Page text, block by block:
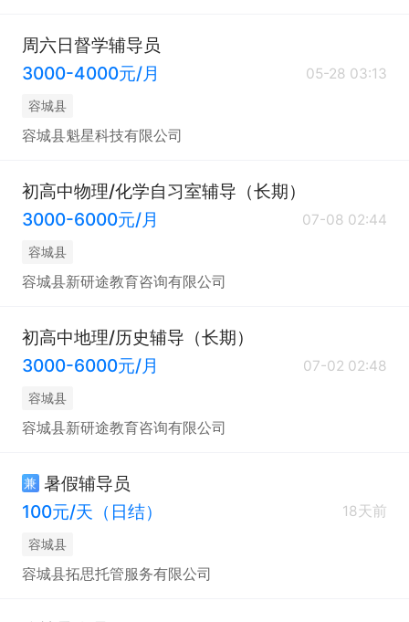
周六日督学辅导员
3000-4000元/月
05-28 03:13
容城县
容城县魁星科技有限公司
初高中物理/化学自习室辅导（长期）
3000-6000元/月
07-08 02:44
容城县
容城县新研途教育咨询有限公司
初高中地理/历史辅导（长期）
3000-6000元/月
07-02 02:48
容城县
容城县新研途教育咨询有限公司
兼 暑假辅导员
100元/天（日结）
18天前
容城县
容城县拓思托管服务有限公司